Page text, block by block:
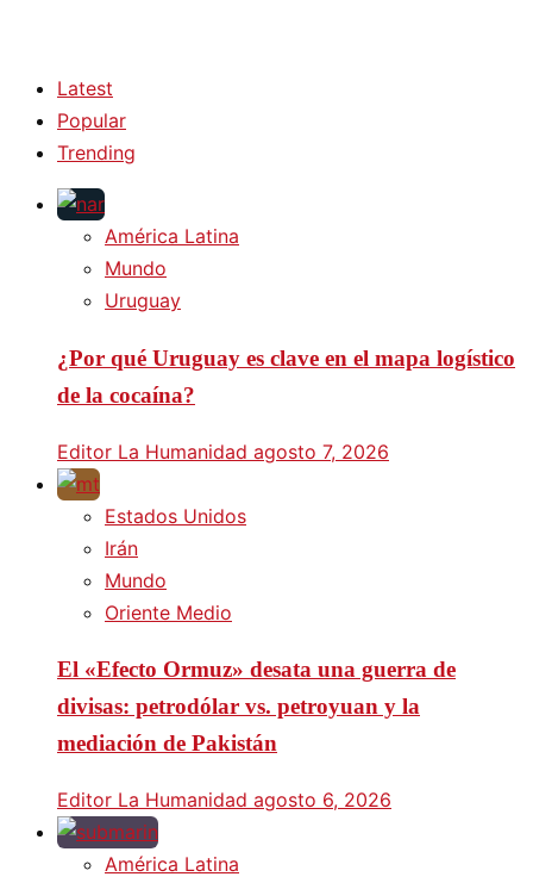
Latest
Popular
Trending
América Latina
Mundo
Uruguay
¿Por qué Uruguay es clave en el mapa logístico
de la cocaína?
Editor La Humanidad agosto 7, 2026
Estados Unidos
Irán
Mundo
Oriente Medio
El «Efecto Ormuz» desata una guerra de
divisas: petrodólar vs. petroyuan y la
mediación de Pakistán
Editor La Humanidad agosto 6, 2026
América Latina